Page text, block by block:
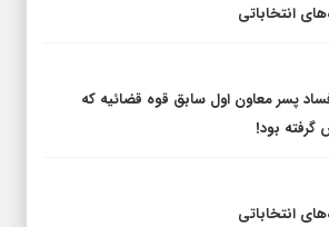
انتخاباتی
پسر معاون اول سابق قوه قضائیه که
گرفته بود!
انتخاباتی